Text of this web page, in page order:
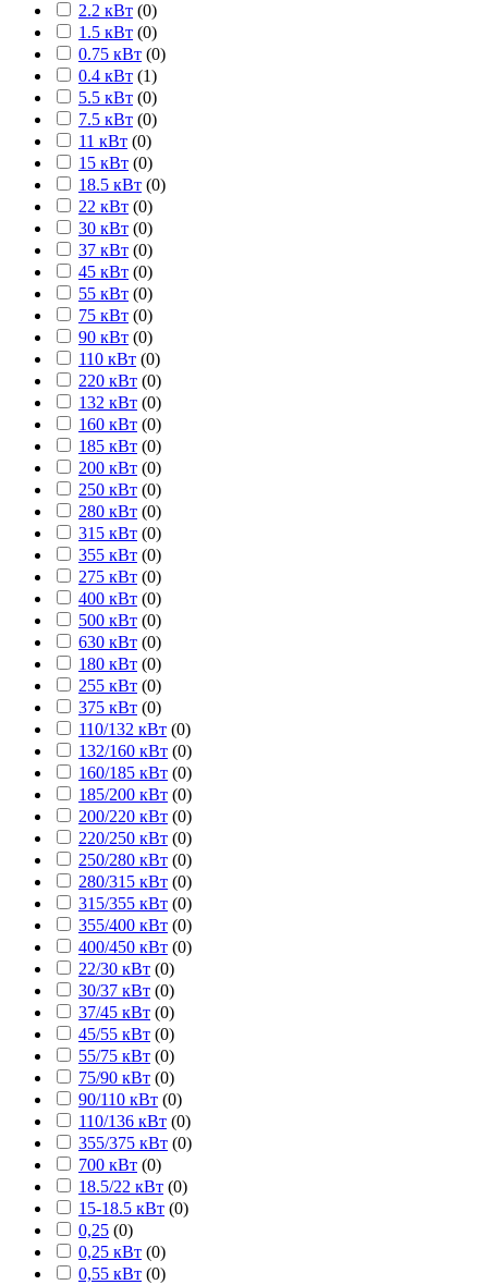
2.2 кВт (0)
1.5 кВт (0)
0.75 кВт (0)
0.4 кВт (1)
5.5 кВт (0)
7.5 кВт (0)
11 кВт (0)
15 кВт (0)
18.5 кВт (0)
22 кВт (0)
30 кВт (0)
37 кВт (0)
45 кВт (0)
55 кВт (0)
75 кВт (0)
90 кВт (0)
110 кВт (0)
220 кВт (0)
132 кВт (0)
160 кВт (0)
185 кВт (0)
200 кВт (0)
250 кВт (0)
280 кВт (0)
315 кВт (0)
355 кВт (0)
275 кВт (0)
400 кВт (0)
500 кВт (0)
630 кВт (0)
180 кВт (0)
255 кВт (0)
375 кВт (0)
110/132 кВт (0)
132/160 кВт (0)
160/185 кВт (0)
185/200 кВт (0)
200/220 кВт (0)
220/250 кВт (0)
250/280 кВт (0)
280/315 кВт (0)
315/355 кВт (0)
355/400 кВт (0)
400/450 кВт (0)
22/30 кВт (0)
30/37 кВт (0)
37/45 кВт (0)
45/55 кВт (0)
55/75 кВт (0)
75/90 кВт (0)
90/110 кВт (0)
110/136 кВт (0)
355/375 кВт (0)
700 кВт (0)
18.5/22 кВт (0)
15-18.5 кВт (0)
0,25 (0)
0,25 кВт (0)
0,55 кВт (0)